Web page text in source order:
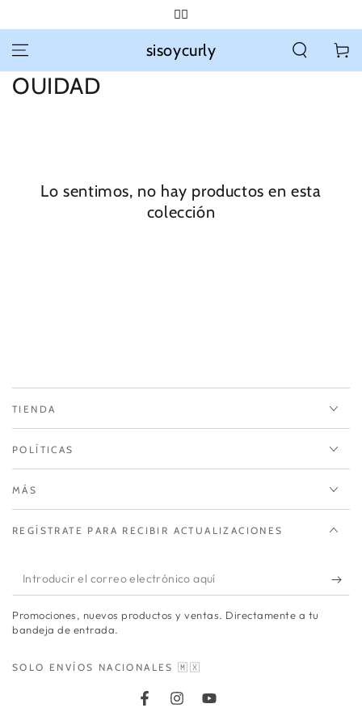
❤️‍🔥
sisoycurly Carrito
Colección:
OUIDAD
Lo sentimos, no hay productos en esta
colección
TIENDA
POLÍTICAS
MÁS
REGÍSTRATE PARA RECIBIR ACTUALIZACIONES
Introducir
el
correo
aquí
Promociones, nuevos productos y ventas. Directamente a tu
bandeja de entrada.
SOLO ENVÍOS NACIONALES 🇲🇽
FacebookInstagramYouTube